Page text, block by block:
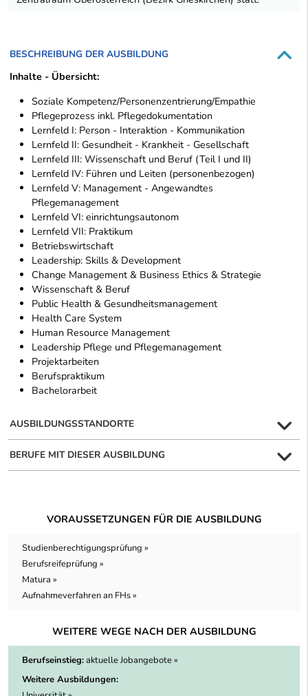
BESCHREIBUNG DER AUSBILDUNG
Inhalte - Übersicht:
Soziale Kompetenz/Personenzentrierung/Empathie
Pflegeprozess inkl. Pflegedokumentation
Lernfeld I: Person - Interaktion - Kommunikation
Lernfeld II: Gesundheit - Krankheit - Gesellschaft
Lernfeld III: Wissenschaft und Beruf (Teil I und II)
Lernfeld IV: Führen und Leiten (personenbezogen)
Lernfeld V: Management - Angewandtes
Pflegemanagement
Lernfeld VI: einrichtungsautonom
Lernfeld VII: Praktikum
Betriebswirtschaft
Leadership: Skills & Development
Change Management & Business Ethics & Strategie
Wissenschaft & Beruf
Public Health & Gesundheitsmanagement
Health Care System
Human Resource Management
Leadership Pflege und Pflegemanagement
Projektarbeiten
Berufspraktikum
Bachelorarbeit
AUSBILDUNGSSTANDORTE
BERUFE MIT DIESER AUSBILDUNG
VORAUSSETZUNGEN FÜR DIE AUSBILDUNG
Studienberechtigungsprüfung »
Berufsreifeprüfung »
Matura »
Aufnahmeverfahren an FHs »
WEITERE WEGE NACH DER AUSBILDUNG
Berufseinstieg:aktuelle Jobangebote »
Weitere Ausbildungen: